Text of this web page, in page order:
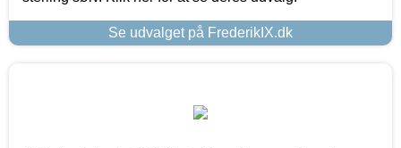
Se udvalget på FrederikIX.dk